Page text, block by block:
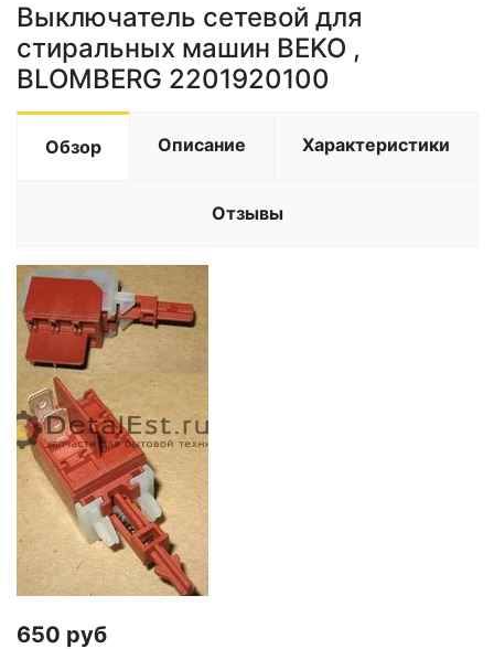
Выключатель сетевой для
стиральных машин BEKO ,
BLOMBERG 2201920100
Обзор Описание Характеристики
Отзывы
650 руб